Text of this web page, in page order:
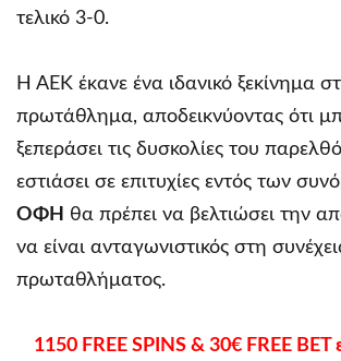
τελικό 3-0.
Η ΑΕΚ έκανε ένα ιδανικό ξεκίνημα
πρωτάθλημα, αποδεικνύοντας ότι
ξεπεράσει τις δυσκολίες του
εστιάσει σε επιτυχίες εντός των
ΟΦΗ θα πρέπει να βελτιώσει την
να είναι ανταγωνιστικός στη
πρωταθλήματος.
1150 FREE SPINS & 30€ FREE BET